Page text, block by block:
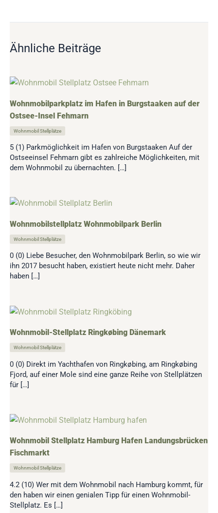
Ähnliche Beiträge
Wohnmobilparkplatz im Hafen in Burgstaaken auf der
Ostsee-Insel Fehmarn
Wohnmobil Stellplätze
5 (1) Parkmöglichkeit im Hafen von Burgstaaken Auf der
Ostseeinsel Fehmarn gibt es zahlreiche Möglichkeiten, mit
dem Wohnmobil zu übernachten. […]
Wohnmobilstellplatz Wohnmobilpark Berlin
Wohnmobil Stellplätze
0 (0) Liebe Besucher, den Wohnmobilpark Berlin, so wie wir
ihn 2017 besucht haben, existiert heute nicht mehr. Daher
haben […]
Wohnmobil-Stellplatz Ringkøbing Dänemark
Wohnmobil Stellplätze
0 (0) Direkt im Yachthafen von Ringkøbing, am Ringkøbing
Fjord, auf einer Mole sind eine ganze Reihe von Stellplätzen
für […]
Wohnmobil Stellplatz Hamburg Hafen Landungsbrücken
Fischmarkt
Wohnmobil Stellplätze
4.2 (10) Wer mit dem Wohnmobil nach Hamburg kommt, für
den haben wir einen genialen Tipp für einen Wohnmobil-
Stellplatz. Es […]